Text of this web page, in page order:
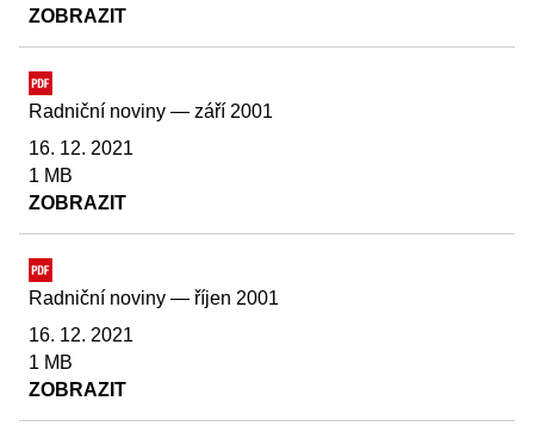
ZOBRAZIT
Radniční noviny — září 2001
16. 12. 2021
1 MB
ZOBRAZIT
Radniční noviny — říjen 2001
16. 12. 2021
1 MB
ZOBRAZIT